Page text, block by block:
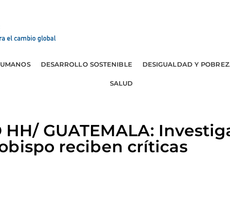
DESARROLLO SOSTENIBLE DESIGUALDAD Y
SALUD
HH/ GUATEMALA:
reciben críticas